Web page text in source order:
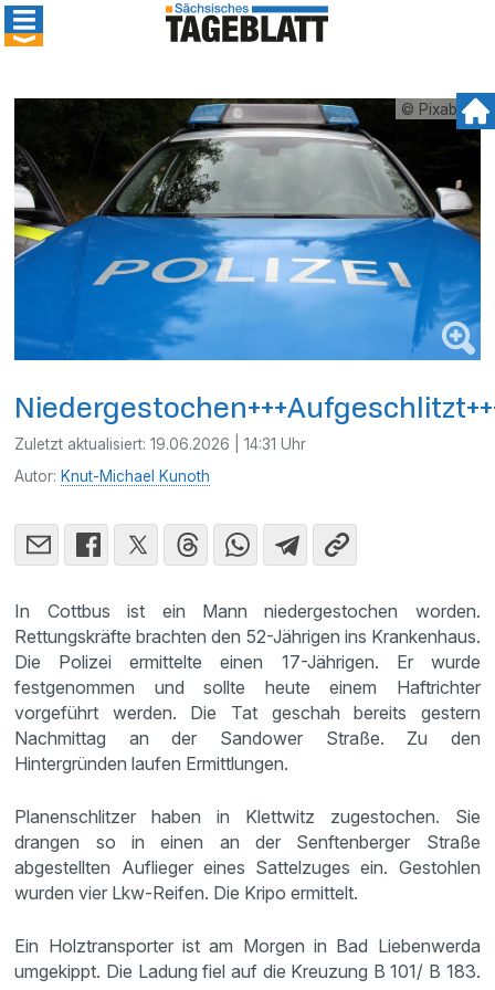
© Pixabay
Zuletzt aktualisiert:19.06.2026 | 14:31 Uhr
Autor: Knut-Michael Kunoth
In Cottbus ist ein Mann niedergestochen worden.
Rettungskräfte brachten den 52-Jährigen ins Krankenhaus.
Die Polizei ermittelte einen 17-Jährigen. Er wurde
festgenommen und sollte heute einem Haftrichter
vorgeführt werden. Die Tat geschah bereits gestern
Nachmittag an der Sandower Straße. Zu den
Hintergründen laufen Ermittlungen.
Planenschlitzer haben in Klettwitz zugestochen. Sie
drangen so in einen an der Senftenberger Straße
abgestellten Auflieger eines Sattelzuges ein. Gestohlen
wurden vier Lkw-Reifen. Die Kripo ermittelt.
Ein Holztransporter ist am Morgen in Bad Liebenwerda
umgekippt. Die Ladung fiel auf die Kreuzung B 101/ B 183.